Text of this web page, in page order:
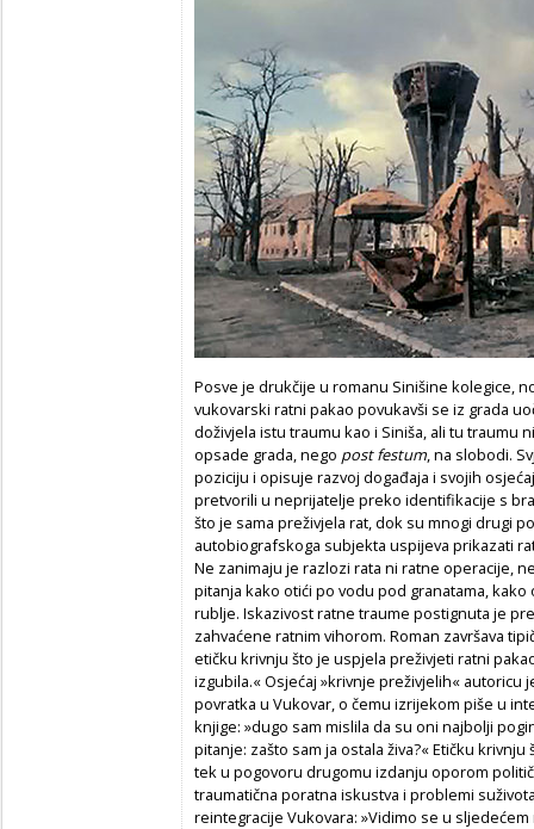
Posve je drukčije u romanu Sinišine kolegice,
vukovarski ratni pakao povukavši se iz grada
doživjela istu traumu kao i Siniša, ali tu traumu
opsade grada, nego post festum , na slobodi.
poziciju i opisuje razvoj događaja i svojih
pretvorili u neprijatelje preko identifikacije s
što je sama preživjela rat, dok su mnogi drugi
autobiografskoga subjekta uspijeva prikazati
Ne zanimaju je razlozi rata ni ratne operacije,
pitanja kako otići po vodu pod granatama,
rublje. Iskazivost ratne traume postignuta je
zahvaćene ratnim vihorom. Roman završava
etičku krivnju što je uspjela preživjeti ratni
izgubila.« Osjećaj »krivnje preživjelih« autoricu
povratka u Vukovar, o čemu izrijekom piše u
knjige: »dugo sam mislila da su oni najbolji
pitanje: zašto sam ja ostala živa?« Etičku
tek u pogovoru drugomu izdanju oporom
traumatična poratna iskustva i problemi
reintegracije Vukovara: »Vidimo se u sljedećem